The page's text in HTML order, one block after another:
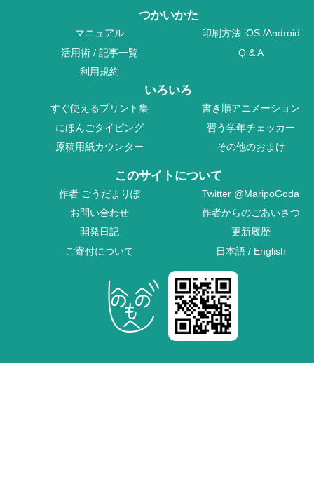
つかいかた
マニュアル 印刷方法 iOS /Android
活用術 /記事一覧
Q & A
利用規約
いろいろ
すぐ使えるプリント集
書き順アニメーション
にほんごタイピング
習う学年チェッカー
原稿用紙カウンター
その他のおまけ
このサイトについて
作者 ごうだまりぽ Twitter @MaripoGoda
お問い合わせ
作者からのごあいさつ
開発日記
更新履歴
ご寄付について
日本語 / English